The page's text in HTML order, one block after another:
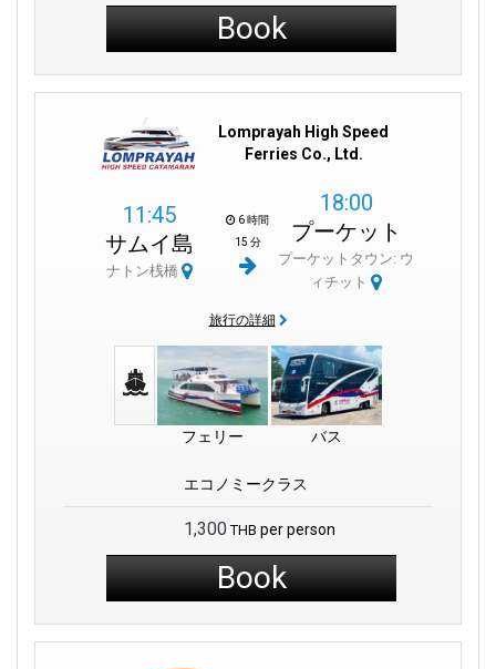
Book
Lomprayah High Speed
Ferries Co., Ltd.
11:45
サムイ島
ナトン桟橋
6 時間
15 分
18:00
プーケット
プーケットタウン: ウ
ィチット
旅行の詳細
フェリー バス
エコノミークラス
1,300 THB per person
Book